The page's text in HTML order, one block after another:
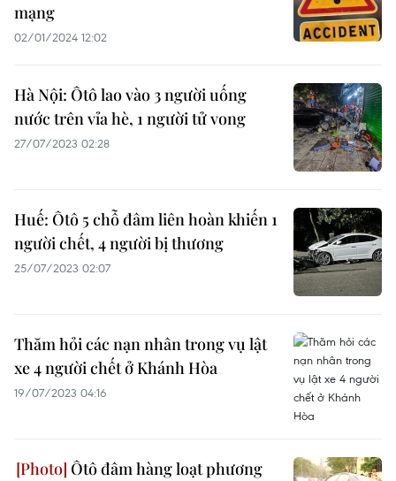
mạng
02/01/2024 12:02
Hà Nội: Ôtô lao vào 3 người uống
nước trên vỉa hè, 1 người tử vong
27/07/2023 02:28
Huế: Ôtô 5 chỗ đâm liên hoàn khiến 1
người chết, 4 người bị thương
25/07/2023 02:07
Thăm hỏi các nạn nhân trong vụ lật
xe 4 người chết ở Khánh Hòa
19/07/2023 04:16
Ôtô đâm hàng loạt phương